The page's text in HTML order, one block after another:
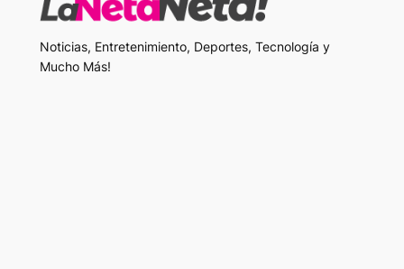
Noticias, Entretenimiento, Deportes, Tecnología y
Mucho Más!